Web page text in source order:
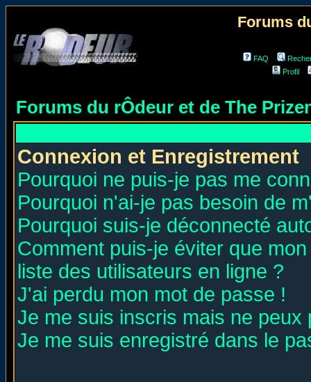
Forums
FAQ
Profil
Forums du rÔdeur et de The
Connexion et Enregistrement
Pourquoi ne puis-je pas me
Pourquoi n'ai-je pas besoin de
Pourquoi suis-je déconnecté
Comment puis-je éviter que
liste des utilisateurs en ligne ?
J'ai perdu mon mot de passe !
Je me suis inscris mais ne peux
Je me suis enregistré dans le